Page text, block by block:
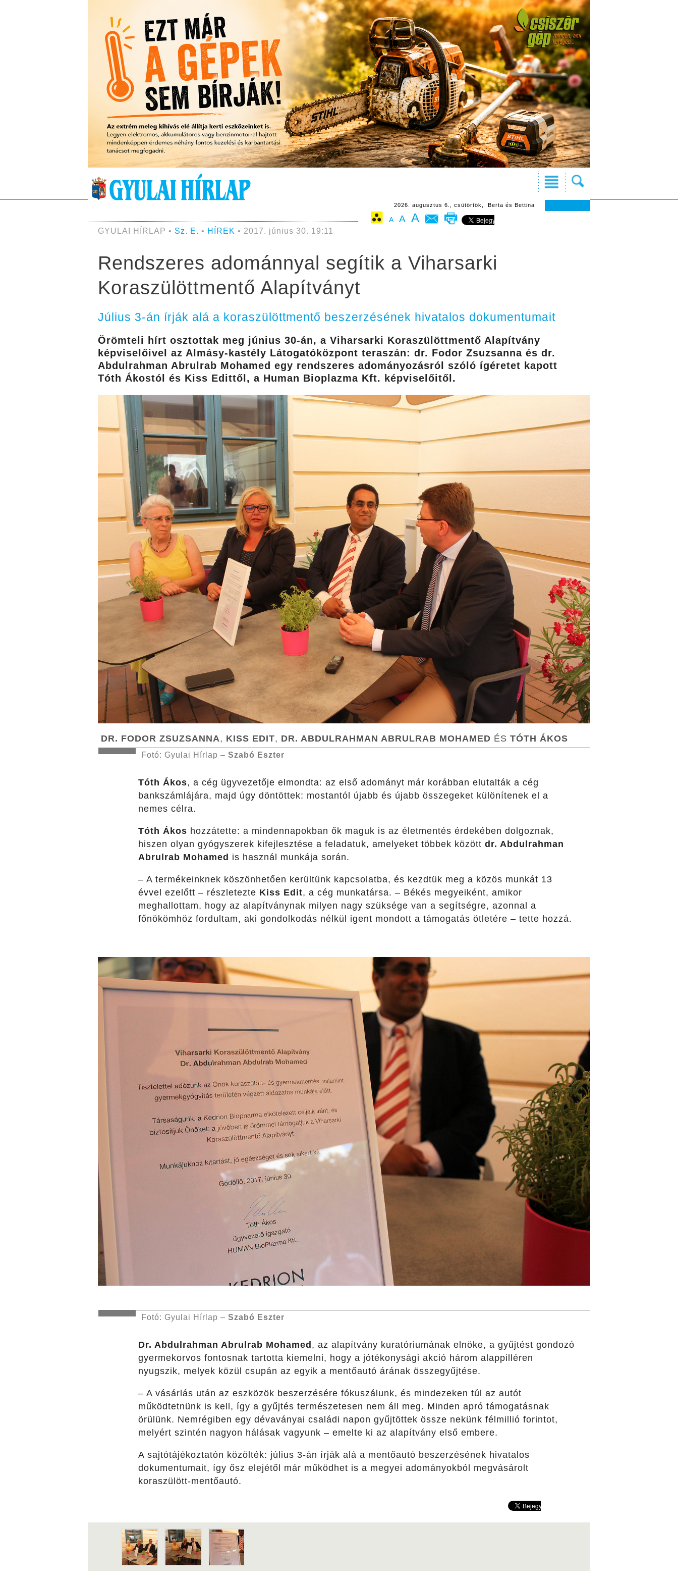
2026. augusztus 6., csütörtök, Berta és Bettina
A A A
GYULAI HÍRLAP • Sz. E. • HÍREK • 2017. június 30. 19:11
Rendszeres adománnyal segítik a Viharsarki
Koraszülöttmentő Alapítványt
Július 3-án írják alá a koraszülöttmentő beszerzésének hivatalos dokumentumait
Örömteli hírt osztottak meg június 30-án, a Viharsarki Koraszülöttmentő Alapítvány
képviselőivel az Almásy-kastély Látogatóközpont teraszán: dr. Fodor Zsuzsanna és dr.
Abdulrahman Abrulrab Mohamed egy rendszeres adományozásról szóló ígéretet kapott
Tóth Ákostól és Kiss Edittől, a Human Bioplazma Kft. képviselőitől.
DR. FODOR ZSUZSANNA, KISS EDIT, DR. ABDULRAHMAN ABRULRAB MOHAMED ÉS TÓTH ÁKOS
Fotó: Gyulai Hírlap –Szabó Eszter
Tóth Ákos, a cég ügyvezetője elmondta: az első adományt már korábban elutalták a cég
bankszámlájára, majd úgy döntöttek: mostantól újabb és újabb összegeket különítenek el a
nemes célra.
Tóth Ákos hozzátette: a mindennapokban ők maguk is az életmentés érdekében dolgoznak,
hiszen olyan gyógyszerek kifejlesztése a feladatuk, amelyeket többek között dr. Abdulrahman
Abrulrab Mohamed is használ munkája során.
– A termékeinknek köszönhetően kerültünk kapcsolatba, és kezdtük meg a közös munkát 13
évvel ezelőtt – részletezte Kiss Edit, a cég munkatársa. – Békés megyeiként, amikor
meghallottam, hogy az alapítványnak milyen nagy szüksége van a segítségre, azonnal a
főnökömhöz fordultam, aki gondolkodás nélkül igent mondott a támogatás ötletére – tette hozzá.
Fotó: Gyulai Hírlap –Szabó Eszter
Dr. Abdulrahman Abrulrab Mohamed, az alapítvány kuratóriumának elnöke, a gyűjtést gondozó
gyermekorvos fontosnak tartotta kiemelni, hogy a jótékonysági akció három alappilléren
nyugszik, melyek közül csupán az egyik a mentőautó árának összegyűjtése.
– A vásárlás után az eszközök beszerzésére fókuszálunk, és mindezeken túl az autót
működtetnünk is kell, így a gyűjtés természetesen nem áll meg. Minden apró támogatásnak
örülünk. Nemrégiben egy dévaványai családi napon gyűjtöttek össze nekünk félmillió forintot,
melyért szintén nagyon hálásak vagyunk – emelte ki az alapítvány első embere.
A sajtótájékoztatón közölték: július 3-án írják alá a mentőautó beszerzésének hivatalos
dokumentumait, így ősz elejétől már működhet is a megyei adományokból megvásárolt
koraszülött-mentőautó.